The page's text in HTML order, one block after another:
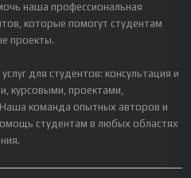
наша профессиональная
которые помогут студентам
проекты.
для студентов: консультация и
курсовыми, проектами,
команда опытных авторов и
студентам в любых областях